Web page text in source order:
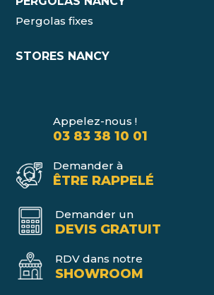
Pergolas fixes
STORES NANCY
Appelez-nous !
03 83 38 10 01
Demander à
ÊTRE RAPPELÉ
Demander un
DEVIS GRATUIT
RDV dans notre
SHOWROOM